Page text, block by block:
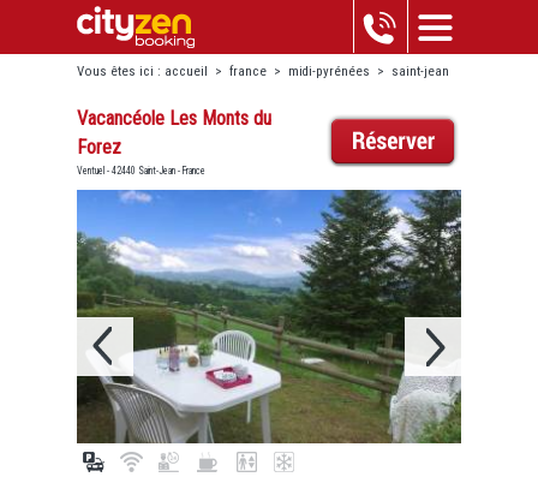
Vous êtes ici : accueil > france > midi-pyrénées > saint-jean
> vacancéole les monts du forez
Vacancéole Les Monts du
Forez
Ventuel - 42440 Saint-Jean - France